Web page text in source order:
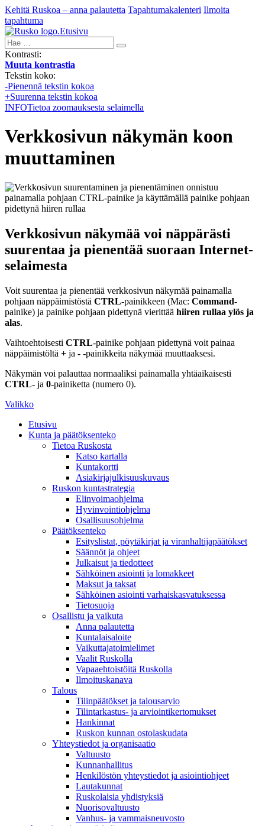
Kehitä Ruskoa – anna palautetta Tapahtumakalenteri Ilmoita
tapahtuma
Etusivu
Hae:
Kontrasti:
Muuta kontrastia
Tekstin koko:
-Pienennä tekstin kokoa
+Suurenna tekstin kokoa
INFOTietoa zoomauksesta selaimella
Verkkosivun näkymän koon
muuttaminen
Verkkosivun näkymää voi näppärästi
suurentaa ja pienentää suoraan Internet-
selaimesta
Voit suurentaa ja pienentää verkkosivun näkymää painamalla
pohjaan näppäimistöstä CTRL-painikkeen (Mac: Command-
painike) ja painike pohjaan pidettynä vierittää hiiren rullaa ylös ja
alas.
Vaihtoehtoisesti CTRL-painike pohjaan pidettynä voit painaa
näppäimistöltä + ja - -painikkeita näkymää muuttaaksesi.
Näkymän voi palauttaa normaaliksi painamalla yhtäaikaisesti
CTRL- ja 0-painiketta (numero 0).
Valikko
Etusivu
Kunta ja päätöksenteko
Tietoa Ruskosta
Katso kartalla
Kuntakortti
Asiakirjajulkisuuskuvaus
Ruskon kuntastrategia
Elinvoimaohjelma
Hyvinvointiohjelma
Osallisuusohjelma
Päätöksenteko
Esityslistat, pöytäkirjat ja viranhaltijapäätökset
Säännöt ja ohjeet
Julkaisut ja tiedotteet
Sähköinen asiointi ja lomakkeet
Maksut ja taksat
Sähköinen asiointi varhaiskasvatuksessa
Tietosuoja
Osallistu ja vaikuta
Anna palautetta
Kuntalaisaloite
Vaikuttajatoimielimet
Vaalit Ruskolla
Vapaaehtoistöitä Ruskolla
Ilmoituskanava
Talous
Tilinpäätökset ja talousarvio
Tilintarkastus- ja arviointikertomukset
Hankinnat
Ruskon kunnan ostolaskudata
Yhteystiedot ja organisaatio
Valtuusto
Kunnanhallitus
Henkilöstön yhteystiedot ja asiointiohjeet
Lautakunnat
Ruskolaisia yhdistyksiä
Nuorisovaltuusto
Vanhus- ja vammaisneuvosto